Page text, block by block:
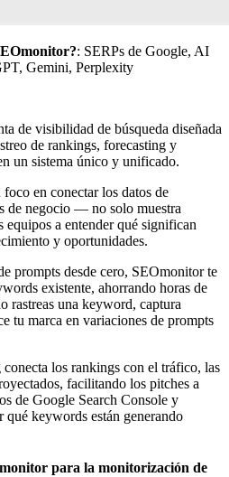
: SERPs de Google, AI
Gemini, Perplexity
de visibilidad de búsqueda diseñada
de rankings, forecasting y
un sistema único y unificado.
en conectar los datos de
de negocio — no solo muestra
equipos a entender qué significan
y oportunidades.
prompts desde cero, SEOmonitor te
existente, ahorrando horas de
rastreas una keyword, captura
tu marca en variaciones de prompts
los rankings con el tráfico, las
facilitando los pitches a
de Google Search Console y
keywords están generando
para la monitorización de